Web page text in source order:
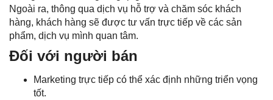
Ngoài ra, thông qua dịch vụ hỗ trợ và chăm sóc khách
hàng, khách hàng sẽ được tư vấn trực tiếp về các sản
phẩm, dịch vụ mình quan tâm.
Đối với người bán
Marketing trực tiếp có thể xác định những triển vọng
tốt.